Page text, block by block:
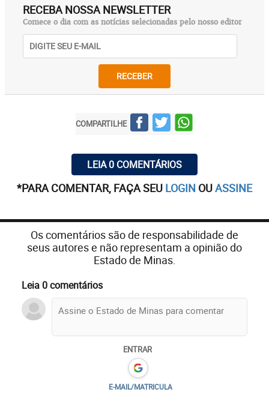
RECEBA NOSSA NEWSLETTER
Comece o dia com as notícias selecionadas pelo nosso editor
RECEBER
COMPARTILHE
LEIA 0 COMENTÁRIOS
*PARA COMENTAR, FAÇA SEU LOGIN OUASSINE
Os comentários são de responsabilidade de
seus autores e não representam a opinião do
Estado de Minas.
Leia 0 comentários
ENTRAR
E-MAIL/MATRICULA